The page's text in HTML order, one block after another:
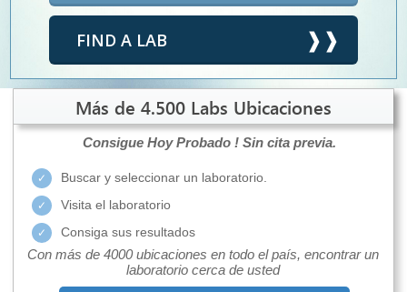
FIND A LAB
Más de 4.500 Labs Ubicaciones
Consigue Hoy Probado ! Sin cita previa.
Buscar y seleccionar un laboratorio.
Visita el laboratorio
Consiga sus resultados
Con más de 4000 ubicaciones en todo el país, encontrar un
laboratorio cerca de usted